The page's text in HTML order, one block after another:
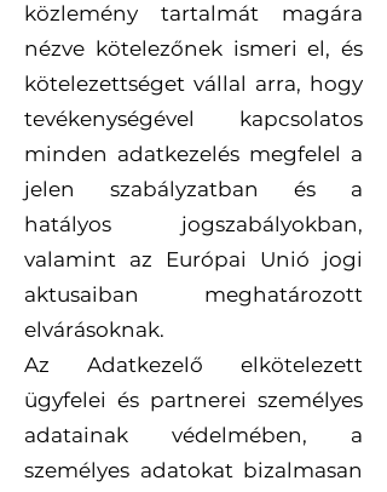
közlemény tartalmát magára
nézve kötelezőnek ismeri el, és
kötelezettséget vállal arra, hogy
tevékenységével kapcsolatos
minden adatkezelés megfelel a
jelen szabályzatban és a
hatályos jogszabályokban,
valamint az Európai Unió jogi
aktusaiban meghatározott
elvárásoknak.
Az Adatkezelő elkötelezett
ügyfelei és partnerei személyes
adatainak védelmében, a
személyes adatokat bizalmasan